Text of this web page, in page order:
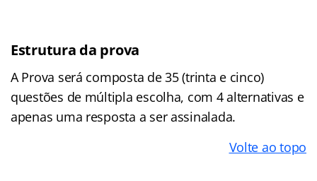
Estrutura da prova
A Prova será composta de 35 (trinta e cinco)
questões de múltipla escolha, com 4 alternativas e
apenas uma resposta a ser assinalada.
Volte ao topo